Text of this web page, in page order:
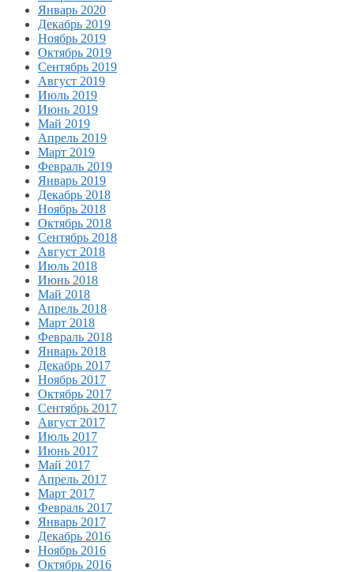
Январь 2020
Декабрь 2019
Ноябрь 2019
Октябрь 2019
Сентябрь 2019
Август 2019
Июль 2019
Июнь 2019
Май 2019
Апрель 2019
Март 2019
Февраль 2019
Январь 2019
Декабрь 2018
Ноябрь 2018
Октябрь 2018
Сентябрь 2018
Август 2018
Июль 2018
Июнь 2018
Май 2018
Апрель 2018
Март 2018
Февраль 2018
Январь 2018
Декабрь 2017
Ноябрь 2017
Октябрь 2017
Сентябрь 2017
Август 2017
Июль 2017
Июнь 2017
Май 2017
Апрель 2017
Март 2017
Февраль 2017
Январь 2017
Декабрь 2016
Ноябрь 2016
Октябрь 2016